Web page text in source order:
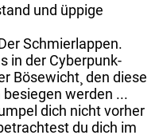
und üppige
Schmierlappen.
in der Cyberpunk-
Bösewicht¸ den diese
werden ...
dich nicht vorher
du dich im